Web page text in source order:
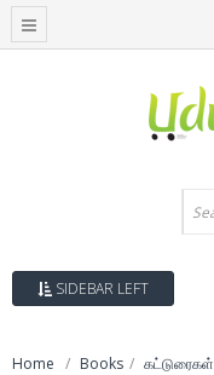
SIDEBAR LEFT
Home Books கட்டுரைகள்